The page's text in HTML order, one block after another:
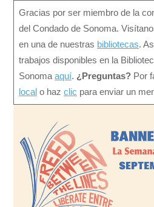
Gracias por ser miembro de la
del Condado de Sonoma.
en una de nuestras bibliotecas.
trabajos disponibles en la
Sonoma aquí. ¿Preguntas? Por
local o haz clic para enviar un